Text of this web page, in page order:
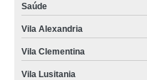
Saúde
Vila Alexandria
Vila Clementina
Vila Lusitania